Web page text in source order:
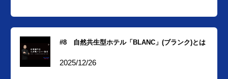
#8 自然共生型ホテル「BLANC」(ブランク)とは
2025/12/26